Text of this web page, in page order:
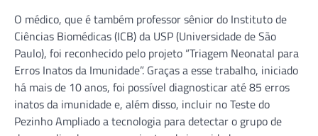
O médico, que é também professor sênior do Instituto de
Ciências Biomédicas (ICB) da USP (Universidade de São
Paulo), foi reconhecido pelo projeto “Triagem Neonatal para
Erros Inatos da Imunidade”. Graças a esse trabalho, iniciado
há mais de 10 anos, foi possível diagnosticar até 85 erros
inatos da imunidade e, além disso, incluir no Teste do
Pezinho Ampliado a tecnologia para detectar o grupo de